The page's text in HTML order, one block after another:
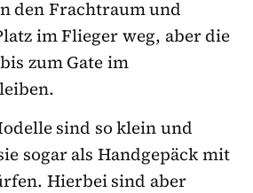
den Frachtraum und
im Flieger weg, aber die
zum Gate im
sind so klein und
sogar als Handgepäck mit
Hierbei sind aber